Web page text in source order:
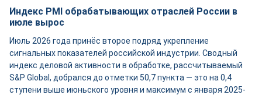
Индекс PMI обрабатывающих отраслей России в
июле вырос
Июль 2026 года принёс второе подряд укрепление
сигнальных показателей российской индустрии. Сводный
индекс деловой активности в обработке, рассчитываемый
S&P Global, добрался до отметки 50,7 пункта — это на 0,4
ступени выше июньского уровня и максимум с января 2025-